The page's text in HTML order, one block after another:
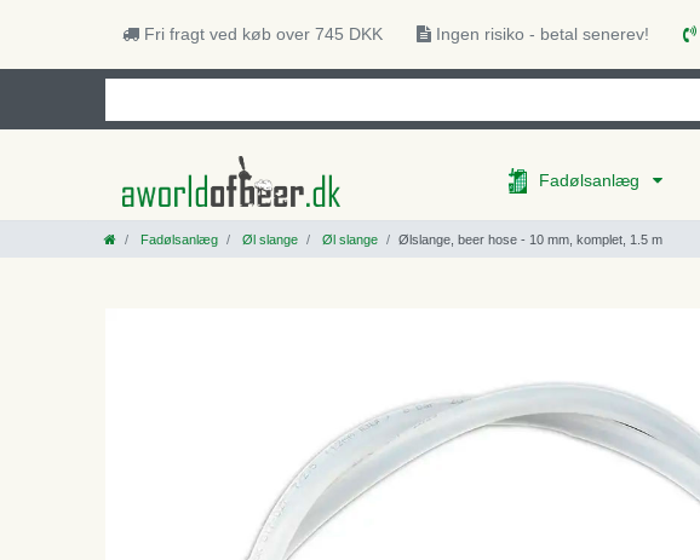
Fri fragt ved køb over 745 DKK Ingen risiko - betal senerev!
Fadølsanlæg
Fadølsanlæg Øl slange Øl slange Ølslange, beer hose - 10 mm, komplet, 1.5 m